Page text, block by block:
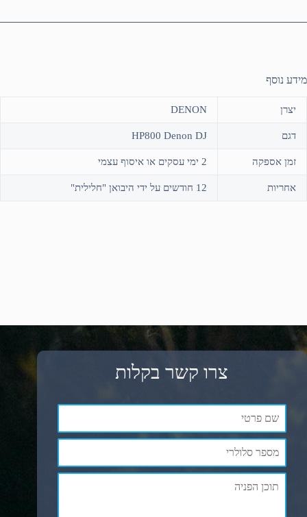
מידע נוסף
יצרן DENON
דגם HP800 Denon DJ
זמן אספקה 2 ימי עסקים או איסוף עצמי
אחריות 12 חודשים על ידי היבואן "חלילית"
צרו קשר בקלות